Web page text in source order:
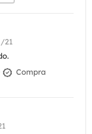
21
Compra